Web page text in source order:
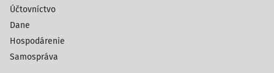
Účtovníctvo
Dane
Hospodárenie
Samospráva